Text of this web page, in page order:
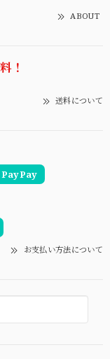
ABOUT
！
送料について
PayPay
お支払い方法について